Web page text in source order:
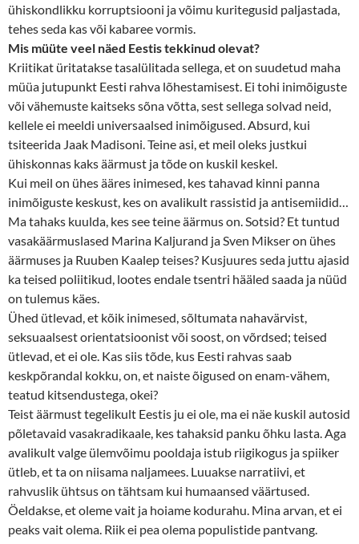
ühiskondlikku korruptsiooni ja võimu kuritegusid paljastada,
tehes seda kas või kabaree vormis.
Mis müüte veel näed Eestis tekkinud olevat?
Kriitikat üritatakse tasalülitada sellega, et on suudetud maha
müüa jutupunkt Eesti rahva lõhestamisest. Ei tohi inimõiguste
või vähemuste kaitseks sõna võtta, sest sellega solvad neid,
kellele ei meeldi universaalsed inimõigused. Absurd, kui
tsiteerida Jaak Madisoni. Teine asi, et meil oleks justkui
ühiskonnas kaks äärmust ja tõde on kuskil keskel.
Kui meil on ühes ääres inimesed, kes tahavad kinni panna
inimõiguste keskust, kes on avalikult rassistid ja antisemiidid…
Ma tahaks kuulda, kes see teine äärmus on. Sotsid? Et tuntud
vasakäärmuslased Marina Kaljurand ja Sven Mikser on ühes
äärmuses ja Ruuben Kaalep teises? Kusjuures seda juttu ajasid
ka teised poliitikud, lootes endale tsentri hääled saada ja nüüd
on tulemus käes.
Ühed ütlevad, et kõik inimesed, sõltumata nahavärvist,
seksuaalsest orientatsioonist või soost, on võrdsed; teised
ütlevad, et ei ole. Kas siis tõde, kus Eesti rahvas saab
keskpõrandal kokku, on, et naiste õigused on enam-vähem,
teatud kitsendustega, okei?
Teist äärmust tegelikult Eestis ju ei ole, ma ei näe kuskil autosid
põletavaid vasakradikaale, kes tahaksid panku õhku lasta. Aga
avalikult valge ülemvõimu pooldaja istub riigikogus ja spiiker
ütleb, et ta on niisama naljamees. Luuakse narratiivi, et
rahvuslik ühtsus on tähtsam kui humaansed väärtused.
Öeldakse, et oleme vait ja hoiame kodurahu. Mina arvan, et ei
peaks vait olema. Riik ei pea olema populistide pantvang.